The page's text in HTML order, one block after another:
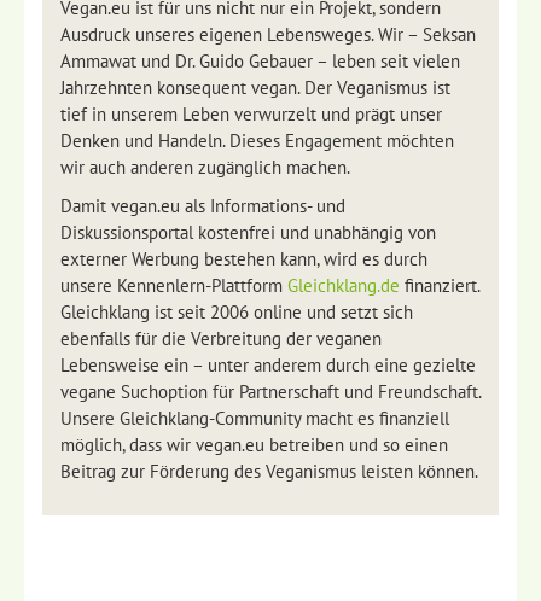
Vegan.eu ist für uns nicht nur ein Projekt, sondern
Ausdruck unseres eigenen Lebensweges. Wir – Seksan
Ammawat und Dr. Guido Gebauer – leben seit vielen
Jahrzehnten konsequent vegan. Der Veganismus ist
tief in unserem Leben verwurzelt und prägt unser
Denken und Handeln. Dieses Engagement möchten
wir auch anderen zugänglich machen.
Damit vegan.eu als Informations- und
Diskussionsportal kostenfrei und unabhängig von
externer Werbung bestehen kann, wird es durch
unsere Kennenlern-Plattform Gleichklang.de finanziert.
Gleichklang ist seit 2006 online und setzt sich
ebenfalls für die Verbreitung der veganen
Lebensweise ein – unter anderem durch eine gezielte
vegane Suchoption für Partnerschaft und Freundschaft.
Unsere Gleichklang-Community macht es finanziell
möglich, dass wir vegan.eu betreiben und so einen
Beitrag zur Förderung des Veganismus leisten können.